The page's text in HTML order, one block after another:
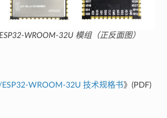
ESP32-WROOM-32U 模组（正反面图）
WROOM-32U 技术规格书》(PDF)